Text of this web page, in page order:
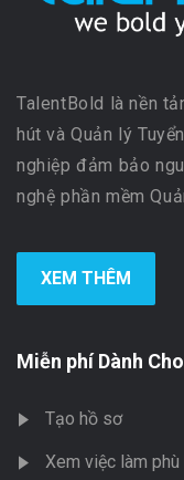
TalentBold là nền
hút và Quản lý
nghiệp đảm bảo
nghệ phần mềm
XEM THÊM
Miễn phí Dành
Tạo hồ sơ
Xem việc làm phù